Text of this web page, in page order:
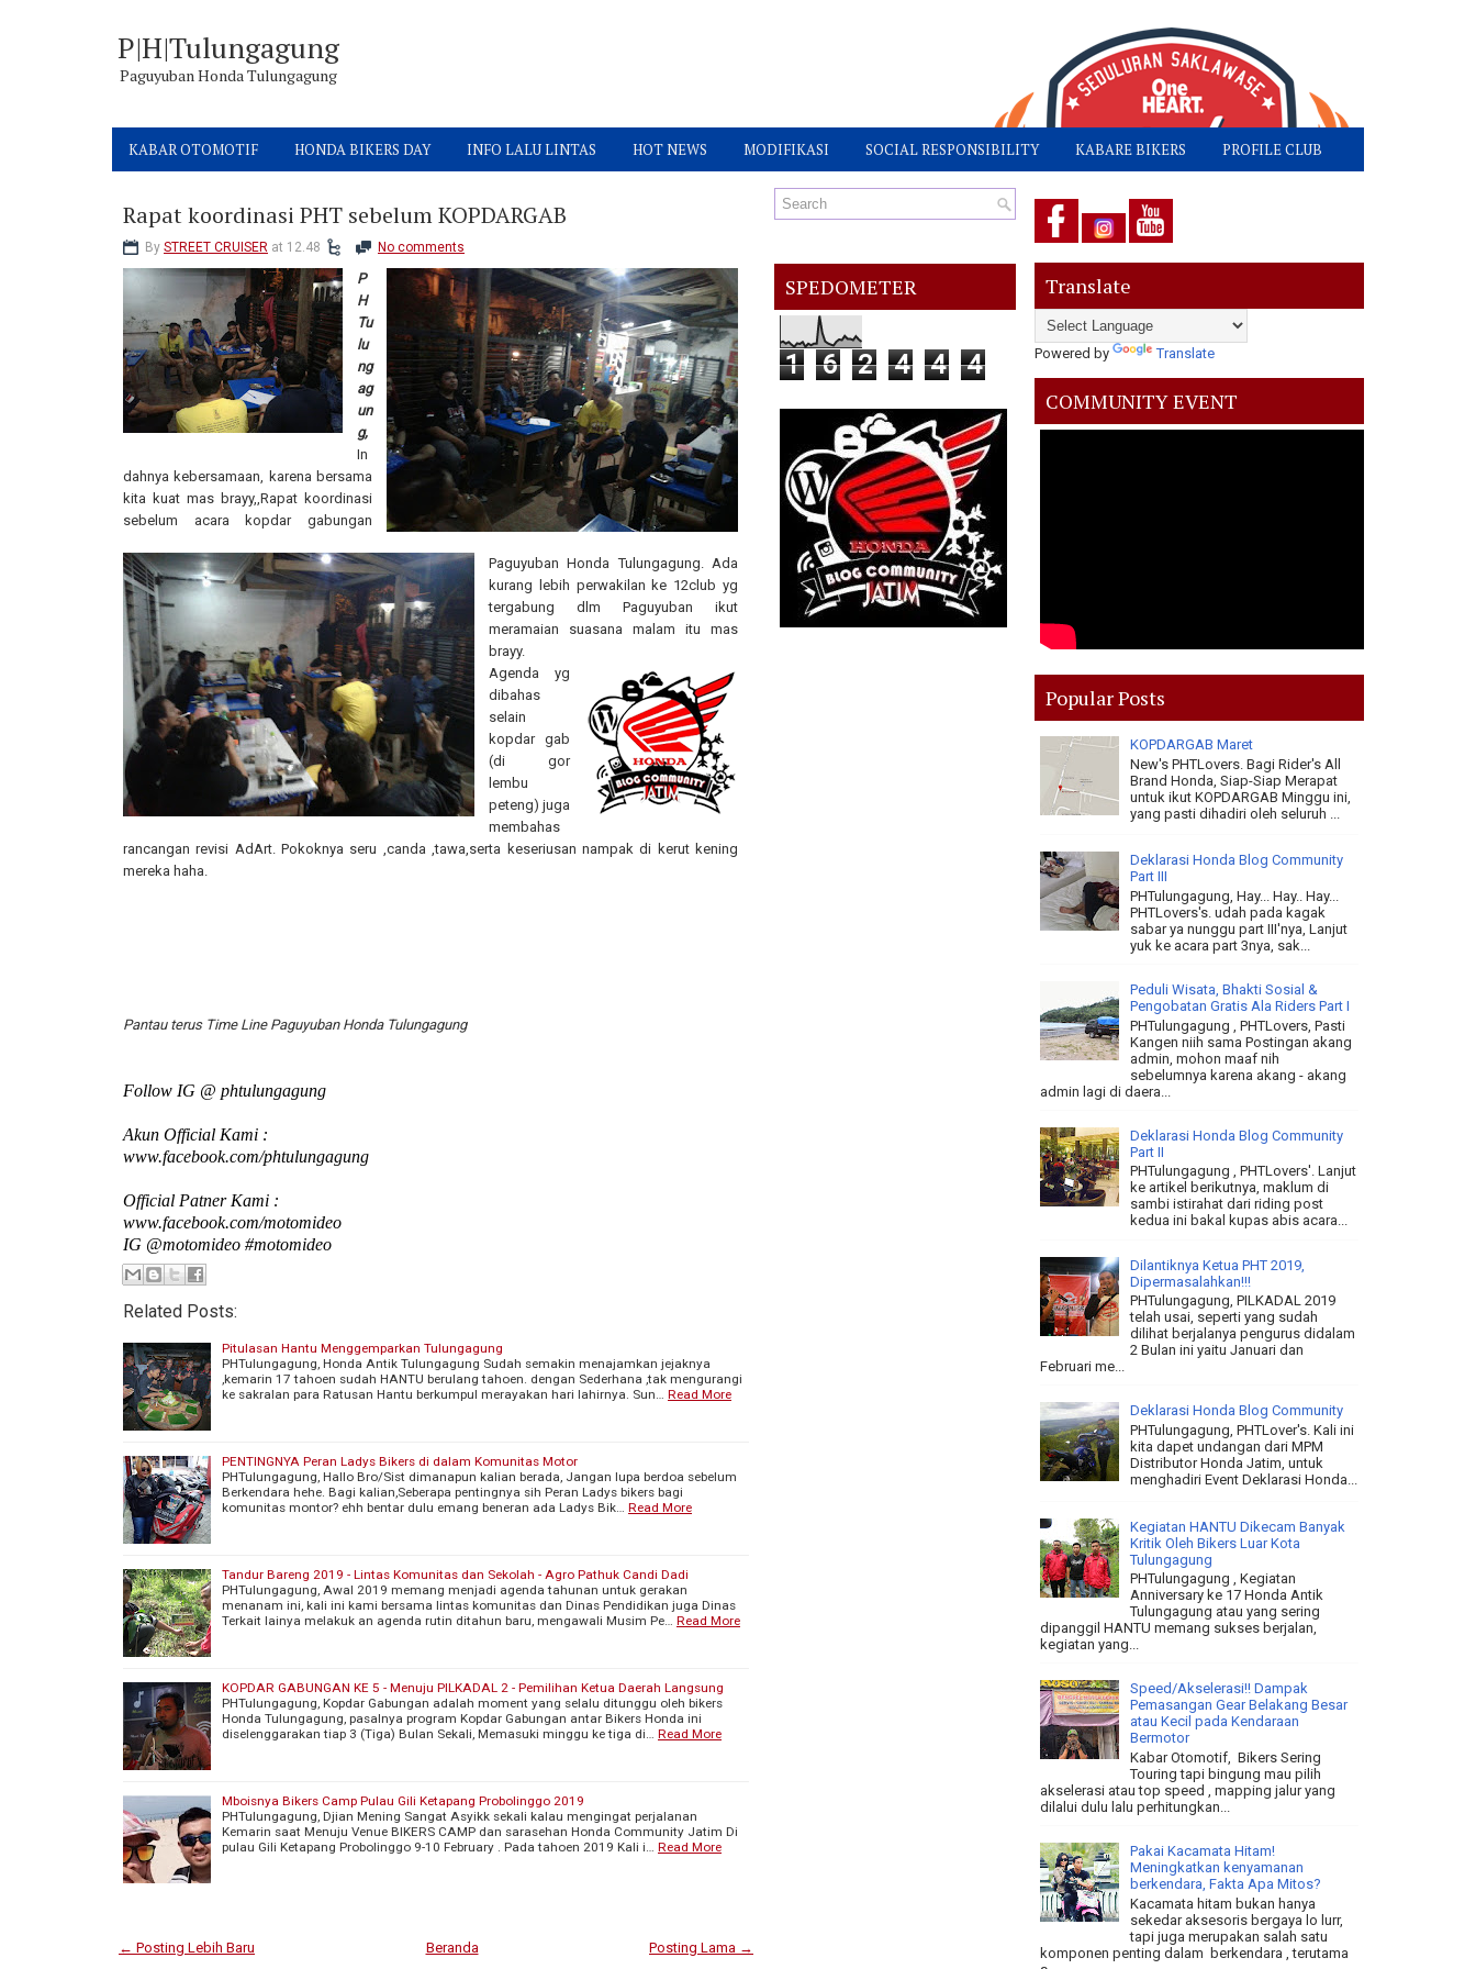
P|H|Tulungagung
Paguyuban Honda Tulungagung
KABAR OTOMOTIF HONDA BIKERS DAY INFO LALU LINTAS HOT NEWS MODIFIKASI SOCIAL RESPONSIBILITY KABARE BIKERS PROFILE CLUB
Rapat koordinasi PHT sebelum KOPDARGAB
By STREET CRUISER at 12.48 No comments
P
H
Tu
lu
ng
ag
un
g,
In
dahnya kebersamaan, karena bersama
kita kuat mas brayy,,Rapat koordinasi
sebelum acara kopdar gabungan
Paguyuban Honda Tulungagung. Ada
kurang lebih perwakilan ke 12club yg
tergabung dlm Paguyuban ikut
meramaian suasana malam itu mas
brayy.
Agenda yg
dibahas
selain
kopdar gab
(di gor
lembu
peteng) juga
membahas
rancangan revisi AdArt. Pokoknya seru ,canda ,tawa,serta keseriusan nampak di kerut kening
mereka haha.
Pantau terus Time Line Paguyuban Honda Tulungagung
Follow IG @ phtulungagung
Akun Official Kami :
www.facebook.com/phtulungagung
Official Patner Kami :
www.facebook.com/motomideo
IG @motomideo #motomideo
Related Posts:
Pitulasan Hantu Menggemparkan Tulungagung
PHTulungagung, Honda Antik Tulungagung Sudah semakin menajamkan jejaknya
,kemarin 17 tahoen sudah HANTU berulang tahoen. dengan Sederhana ,tak mengurangi
ke sakralan para Ratusan Hantu berkumpul merayakan hari lahirnya. Sun…
Read More
PENTINGNYA Peran Ladys Bikers di dalam Komunitas Motor
PHTulungagung, Hallo Bro/Sist dimanapun kalian berada, Jangan lupa berdoa sebelum
Berkendara hehe. Bagi kalian,Seberapa pentingnya sih Peran Ladys bikers bagi
komunitas montor? ehh bentar dulu emang beneran ada Ladys Bik…
Read More
Tandur Bareng 2019 - Lintas Komunitas dan Sekolah - Agro Pathuk Candi Dadi
PHTulungagung, Awal 2019 memang menjadi agenda tahunan untuk gerakan
menanam ini, kali ini kami bersama lintas komunitas dan Dinas Pendidikan juga Dinas
Terkait lainya melakuk an agenda rutin ditahun baru, mengawali Musim Pe…
Read More
KOPDAR GABUNGAN KE 5 - Menuju PILKADAL 2 - Pemilihan Ketua Daerah Langsung
PHTulungagung, Kopdar Gabungan adalah moment yang selalu ditunggu oleh bikers
Honda Tulungagung, pasalnya program Kopdar Gabungan antar Bikers Honda ini
diselenggarakan tiap 3 (Tiga) Bulan Sekali, Memasuki minggu ke tiga di…
Read More
Mboisnya Bikers Camp Pulau Gili Ketapang Probolinggo 2019
PHTulungagung, Djian Mening Sangat Asyikk sekali kalau mengingat perjalanan
Kemarin saat Menuju Venue BIKERS CAMP dan sarasehan Honda Community Jatim Di
pulau Gili Ketapang Probolinggo 9-10 February . Pada tahoen 2019 Kali i…
Read More
← Posting Lebih Baru Posting Lama →
Beranda
SPEDOMETER
1 6 2 4 4 4
Translate
Powered by Translate
COMMUNITY EVENT
Popular Posts
KOPDARGAB Maret
New's PHTLovers. Bagi Rider's All
Brand Honda, Siap-Siap Merapat
untuk ikut KOPDARGAB Minggu ini,
yang pasti dihadiri oleh seluruh ...
Deklarasi Honda Blog Community
Part III
PHTulungagung, Hay... Hay.. Hay...
PHTLovers's. udah pada kagak
sabar ya nunggu part III'nya, Lanjut
yuk ke acara part 3nya, sak...
Peduli Wisata, Bhakti Sosial &
Pengobatan Gratis Ala Riders Part I
PHTulungagung , PHTLovers, Pasti
Kangen niih sama Postingan akang
admin, mohon maaf nih
sebelumnya karena akang - akang
admin lagi di daera...
Deklarasi Honda Blog Community
Part II
PHTulungagung , PHTLovers'. Lanjut
ke artikel berikutnya, maklum di
sambi istirahat dari riding post
kedua ini bakal kupas abis acara...
Dilantiknya Ketua PHT 2019,
Dipermasalahkan!!!
PHTulungagung, PILKADAL 2019
telah usai, seperti yang sudah
dilihat berjalanya pengurus didalam
2 Bulan ini yaitu Januari dan
Februari me...
Deklarasi Honda Blog Community
PHTulungagung, PHTLover's. Kali ini
kita dapet undangan dari MPM
Distributor Honda Jatim, untuk
menghadiri Event Deklarasi Honda...
Kegiatan HANTU Dikecam Banyak
Kritik Oleh Bikers Luar Kota
Tulungagung
PHTulungagung , Kegiatan
Anniversary ke 17 Honda Antik
Tulungagung atau yang sering
dipanggil HANTU memang sukses berjalan,
kegiatan yang...
Speed/Akselerasi!! Dampak
Pemasangan Gear Belakang Besar
atau Kecil pada Kendaraan
Bermotor
Kabar Otomotif, Bikers Sering
Touring tapi bingung mau pilih
akselerasi atau top speed , mapping jalur yang
dilalui dulu lalu perhitungkan...
Pakai Kacamata Hitam!
Meningkatkan kenyamanan
berkendara, Fakta Apa Mitos?
Kacamata hitam bukan hanya
sekedar aksesoris bergaya lo lurr,
tapi juga merupakan salah satu
komponen penting dalam berkendara , terutama